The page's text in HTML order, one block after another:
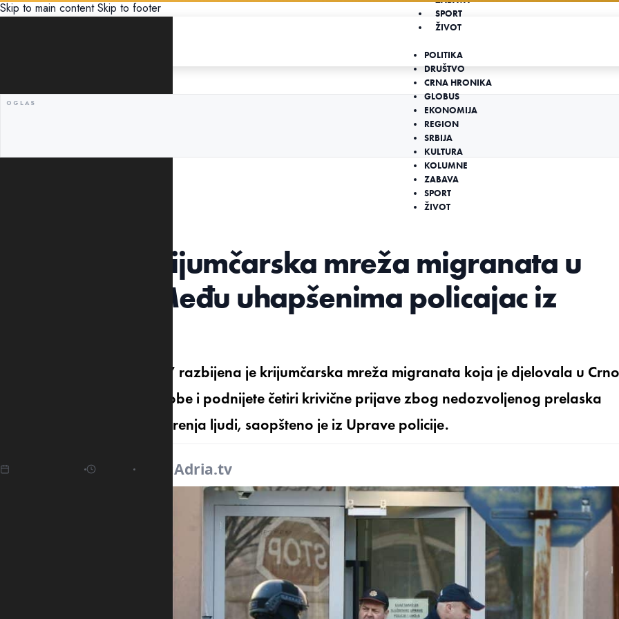
Skip to main content Skip to footer
SPORT
ŽIVOT
POLITIKA
DRUŠTVO
CRNA HRONIKA
GLOBUS
EKONOMIJA
REGION
SRBIJA
KULTURA
KOLUMNE
ZABAVA
SPORT
ŽIVOT
Razbijena krijumčarska mreža migranata u
Crnoj Gori: Među uhapšenima policajac iz
U policijskoj akciji “Pasoši” razbijena je krijumčarska mreža migranata koja je djelovala u
Gori, a uahpšene su tri osobe i podnijete četiri krivične prijave zbog nedozvoljenog prelaska
državne granice i krijumčarenja ljudi, saopšteno je iz Uprave policije.
Adria.tv